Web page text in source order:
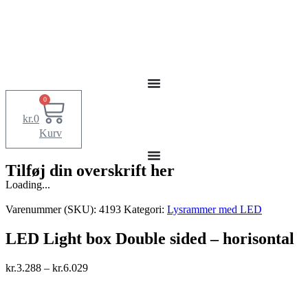
kr.0
0
Kurv
Tilføj din overskrift her
Loading...
Varenummer (SKU): 4193 Kategori: Lysrammer med LED
LED Light box Double sided – horisontal
kr.3.288 – kr.6.029